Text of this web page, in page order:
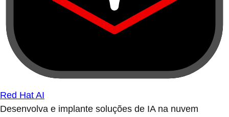
Red Hat AI
Desenvolva e implante soluções de IA na nuvem